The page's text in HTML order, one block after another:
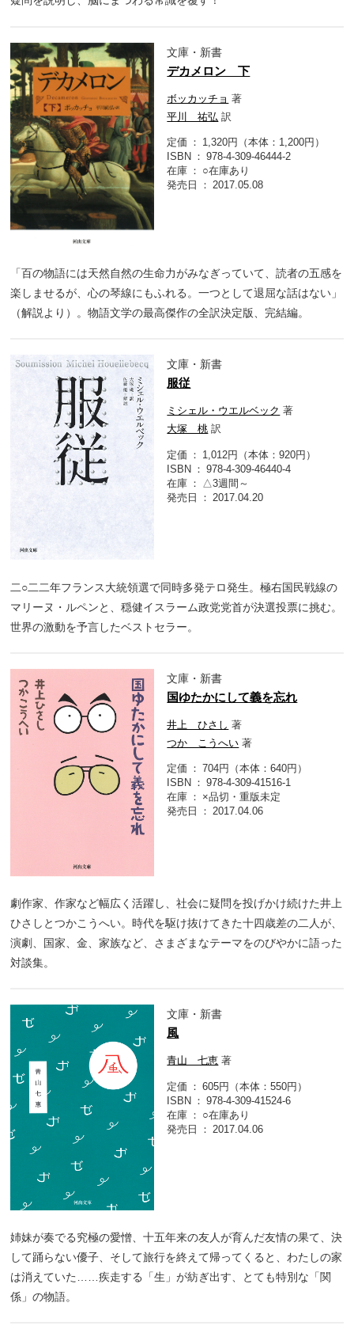
文庫・新書
デカメロン 下
ボッカッチョ 著
平川 祐弘 訳
定価
1,320円（本体：1,200円）
ISBN
978-4-309-46444-2
在庫
○在庫あり
発売日
2017.05.08
「百の物語には天然自然の生命力がみなぎっていて、読者の五感を
楽しませるが、心の琴線にもふれる。一つとして退屈な話はない」
（解説より）。物語文学の最高傑作の全訳決定版、完結編。
文庫・新書
服従
ミシェル・ウエルベック 著
大塚 桃 訳
定価
1,012円（本体：920円）
ISBN
978-4-309-46440-4
在庫
△3週間～
発売日
2017.04.20
二○二二年フランス大統領選で同時多発テロ発生。極右国民戦線の
マリーヌ・ルペンと、穏健イスラーム政党党首が決選投票に挑む。
世界の激動を予言したベストセラー。
文庫・新書
国ゆたかにして義を忘れ
井上 ひさし 著
つか こうへい 著
定価
704円（本体：640円）
ISBN
978-4-309-41516-1
在庫
×品切・重版未定
発売日
2017.04.06
劇作家、作家など幅広く活躍し、社会に疑問を投げかけ続けた井上
ひさしとつかこうへい。時代を駆け抜けてきた十四歳差の二人が、
演劇、国家、金、家族など、さまざまなテーマをのびやかに語った
対談集。
文庫・新書
風
青山 七恵 著
定価
605円（本体：550円）
ISBN
978-4-309-41524-6
在庫
○在庫あり
発売日
2017.04.06
姉妹が奏でる究極の愛憎、十五年来の友人が育んだ友情の果て、決
して踊らない優子、そして旅行を終えて帰ってくると、わたしの家
は消えていた……疾走する「生」が紡ぎ出す、とても特別な「関
係」の物語。